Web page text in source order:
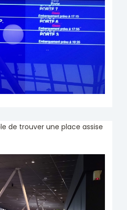
de trouver une place assise